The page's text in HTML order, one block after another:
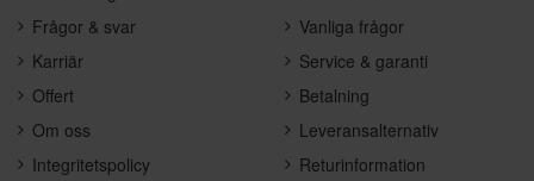
Frågor & svar
Karriär
Offert
Om oss
Integritetspolicy
Vanliga frågor
Service & garanti
Betalning
Leveransalternativ
Returinformation